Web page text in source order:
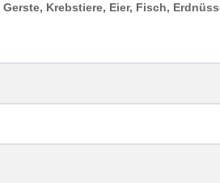
Gerste, Krebstiere, Eier, Fisch,